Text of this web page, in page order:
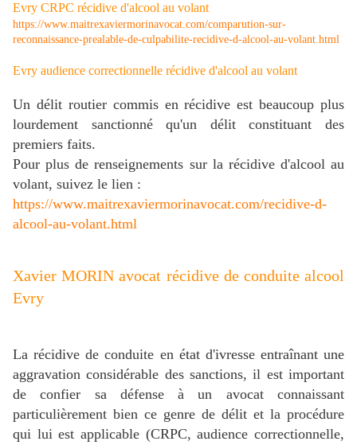
Evry CRPC récidive d'alcool au volant
https://www.maitrexaviermorinavocat.com/comparution-sur-
reconnaissance-prealable-de-culpabilite-recidive-d-alcool-au-volant.html
Evry audience correctionnelle récidive d'alcool au volant
Un délit routier commis en récidive est beaucoup plus
lourdement sanctionné qu'un délit constituant des
premiers faits.
Pour plus de renseignements sur la récidive d'alcool au
volant, suivez le lien :
https://www.maitrexaviermorinavocat.com/recidive-d-
alcool-au-volant.html
Xavier MORIN avocat récidive de conduite alcool
Evry
La récidive de conduite en état d'ivresse entraînant une
aggravation considérable des sanctions, il est important
de confier sa défense à un avocat connaissant
particulièrement bien ce genre de délit et la procédure
qui lui est applicable (CRPC, audience correctionnelle,